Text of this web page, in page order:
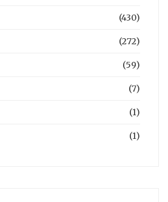
(430)
(272)
(59)
(7)
(1)
(1)